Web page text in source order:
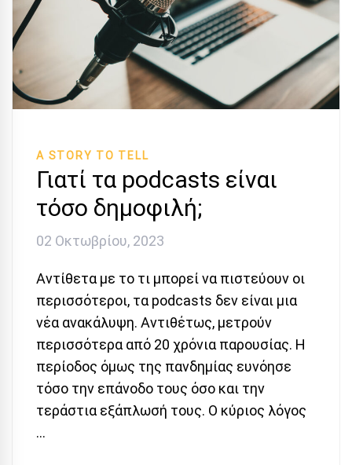
A STORY TO TELL
Γιατί τα podcasts είναι
τόσο δημοφιλή;
02 Οκτωβρίου, 2023
Αντίθετα με το τι μπορεί να πιστεύουν οι
περισσότεροι, τα podcasts δεν είναι μια
νέα ανακάλυψη. Αντιθέτως, μετρούν
περισσότερα από 20 χρόνια παρουσίας. Η
περίοδος όμως της πανδημίας ευνόησε
τόσο την επάνοδο τους όσο και την
τεράστια εξάπλωσή τους. Ο κύριος λόγος
…